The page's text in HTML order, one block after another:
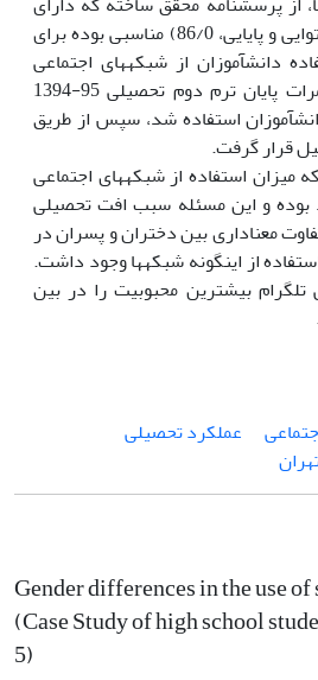
ویژگی­های فنی (روایی محتوایی و پایایی، 86/0) مناسبی بوده برای
دانش­آموزان از شبکه­های اجتماعی
استفاده گردیده و از نمرات پایان ترم دوم تحصیلی 95-1394
استفاده شد، سپس از طریق
میزان استفاده از شبکه­های اجتماعی
بوده و این مسئله سبب افت تحصیلی
معناداری بین دختران و پسران در
از این­گونه شبکه­ها وجود داشت.
بیشترین محبوبیت را در بین
عملکرد تحصیلی
Gender differences in the use
(Case Study of high school
5)